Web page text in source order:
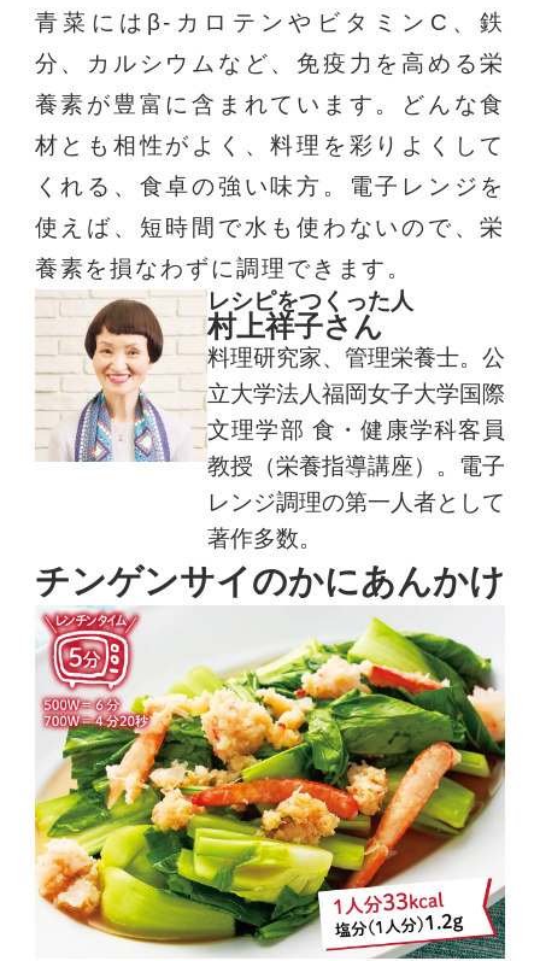
青菜にはβ-カロテンやビタミンC、鉄
分、カルシウムなど、免疫力を高める栄
養素が豊富に含まれています。どんな食
材とも相性がよく、料理を彩りよくして
くれる、食卓の強い味方。電子レンジを
使えば、短時間で水も使わないので、栄
養素を損なわずに調理できます。
レシピをつくった人
村上祥子さん
料理研究家、管理栄養士。公
立大学法人福岡女子大学国際
文理学部 食・健康学科客員
教授（栄養指導講座）。電子
レンジ調理の第一人者として
著作多数。
チンゲンサイのかにあんかけ